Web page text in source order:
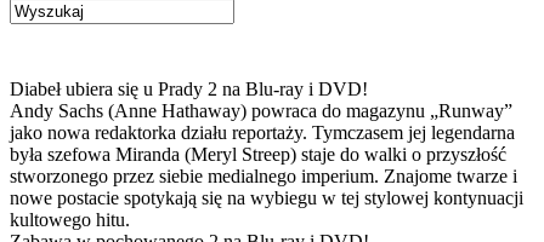
Diabeł ubiera się u Prady 2 na Blu-ray i DVD!
Andy Sachs (Anne Hathaway) powraca do magazynu „Runway”
jako nowa redaktorka działu reportaży. Tymczasem jej legendarna
była szefowa Miranda (Meryl Streep) staje do walki o przyszłość
stworzonego przez siebie medialnego imperium. Znajome twarze i
nowe postacie spotykają się na wybiegu w tej stylowej kontynuacji
kultowego hitu.